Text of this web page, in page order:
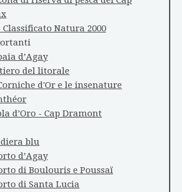
Classificato Natura 2000
d’Agay
del litorale
d'Or e le insenature
d’Oro - Cap Dramont
blu
d’Agay
di Boulouris e Poussaï
di Santa Lucia